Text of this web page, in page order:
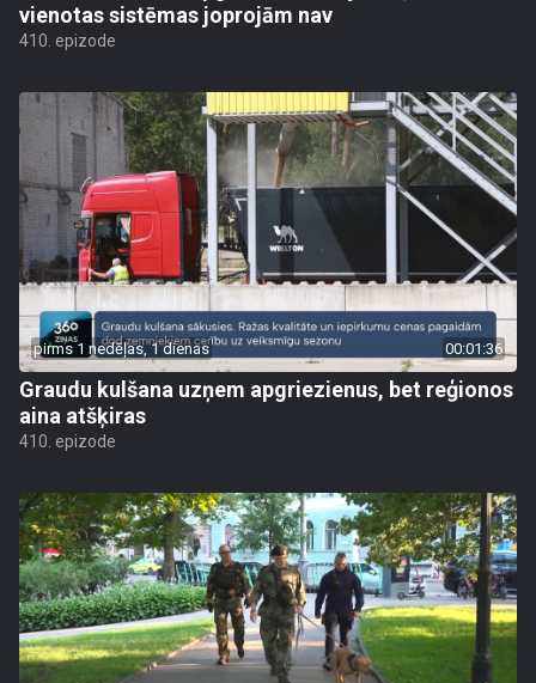
vienotas sistēmas joprojām nav
410. epizode
pirms 1 nedēļas, 1 dienas 00:01:36
Graudu kulšana uzņem apgriezienus, bet reģionos
aina atšķiras
410. epizode